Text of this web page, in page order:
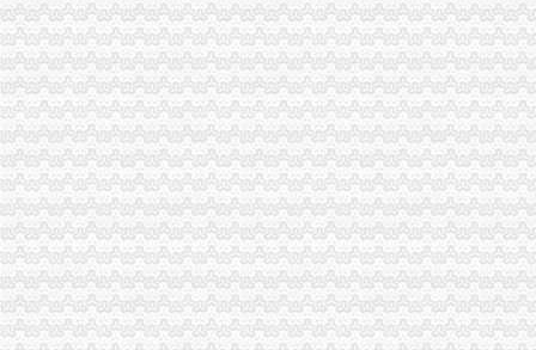
【58同城】湘江新区代理记账_湘江新区代理记账公司
嘉定菊园新区黄渡服务业贸易公司代账报税注册公司正规-上海58同城
重庆路桥：摩根士丹利华鑫证券有限责任公司关于重庆--新闻频道-大
经开区代账公司
【威海专业公司注册,代账报税】-经开区汽车站易登网
【合肥代理收账公司】-合肥经开区哪家代账公司好信者财务优先选择
【天津滨海新区开发区代理记账公司,100元起中信泽谷】-天津技术开
龙岗区代理记账注册公司正规发票金记号财税-深圳58同城
【58同城】温州代理记账_温州代理记账公司
长生桥代账公司
九大社区树南岸社区建设新标杆-法律频道-华龙网
西游真诠-略懂
长生桥塑料印刷图片_长生桥塑料印刷价格图片-重庆易登网
华安逆向策略混合：更新招募说明书（2015年第2号）